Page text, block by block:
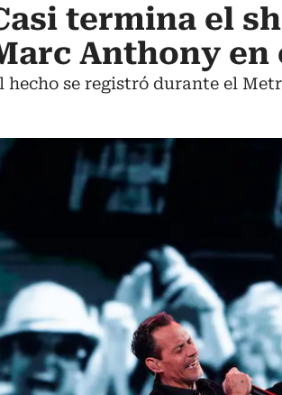
termina el
Anthony
hecho se registró durante el